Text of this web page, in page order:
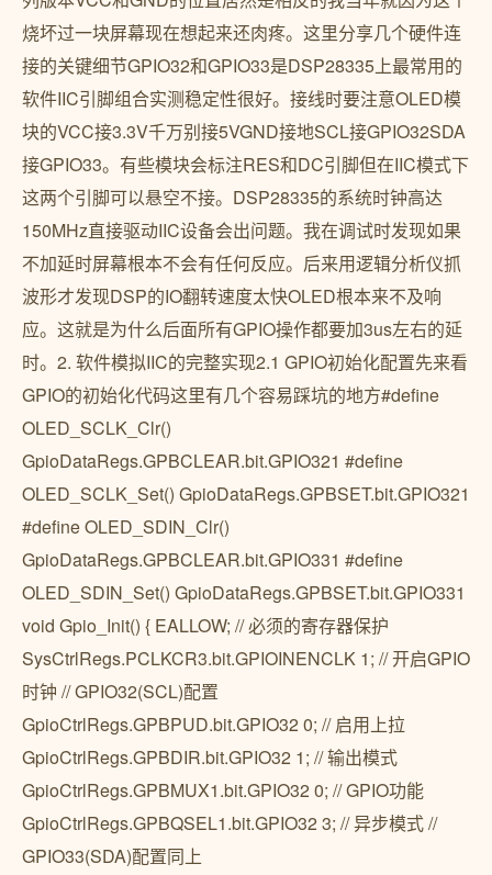
烧坏过一块屏幕现在想起来还肉疼。这里分享几个硬件连
接的关键细节GPIO32和GPIO33是DSP28335上最常用的
软件IIC引脚组合实测稳定性很好。接线时要注意OLED模
块的VCC接3.3V千万别接5VGND接地SCL接GPIO32SDA
接GPIO33。有些模块会标注RES和DC引脚但在IIC模式下
这两个引脚可以悬空不接。DSP28335的系统时钟高达
150MHz直接驱动IIC设备会出问题。我在调试时发现如果
不加延时屏幕根本不会有任何反应。后来用逻辑分析仪抓
波形才发现DSP的IO翻转速度太快OLED根本来不及响
应。这就是为什么后面所有GPIO操作都要加3us左右的延
时。2. 软件模拟IIC的完整实现2.1 GPIO初始化配置先来看
GPIO的初始化代码这里有几个容易踩坑的地方#define
OLED_SCLK_Clr()
GpioDataRegs.GPBCLEAR.bit.GPIO321 #define
OLED_SCLK_Set() GpioDataRegs.GPBSET.bit.GPIO321
#define OLED_SDIN_Clr()
GpioDataRegs.GPBCLEAR.bit.GPIO331 #define
OLED_SDIN_Set() GpioDataRegs.GPBSET.bit.GPIO331
void Gpio_Init() { EALLOW; // 必须的寄存器保护
SysCtrlRegs.PCLKCR3.bit.GPIOINENCLK 1; // 开启GPIO
时钟 // GPIO32(SCL)配置
GpioCtrlRegs.GPBPUD.bit.GPIO32 0; // 启用上拉
GpioCtrlRegs.GPBDIR.bit.GPIO32 1; // 输出模式
GpioCtrlRegs.GPBMUX1.bit.GPIO32 0; // GPIO功能
GpioCtrlRegs.GPBQSEL1.bit.GPIO32 3; // 异步模式 //
GPIO33(SDA)配置同上